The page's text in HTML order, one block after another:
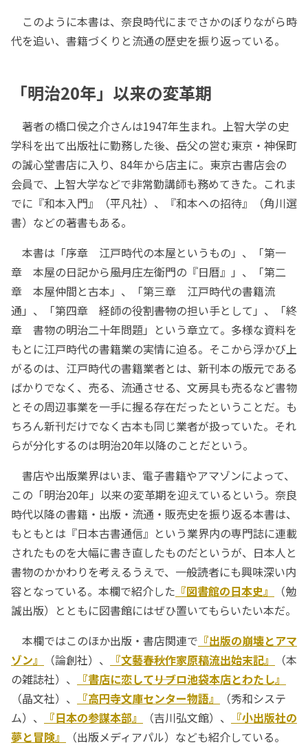
このように本書は、奈良時代にまでさかのぼりながら時
代を追い、書籍づくりと流通の歴史を振り返っている。
「明治20年」以来の変革期
著者の橋口侯之介さんは1947年生まれ。上智大学の史
学科を出て出版社に勤務した後、岳父の営む東京・神保町
の誠心堂書店に入り、84年から店主に。東京古書店会の
会員で、上智大学などで非常勤講師も務めてきた。これま
でに『和本入門』（平凡社）、『和本への招待』（角川選
書）などの著書もある。
本書は「序章 江戸時代の本屋というもの」、「第一
章 本屋の日記から――風月庄左衛門の『日暦』」、「第二
章 本屋仲間と古本」、「第三章 江戸時代の書籍流
通」、「第四章 経師の役割――書物の担い手として」、「終
章 書物の明治二十年問題」という章立て。多様な資料を
もとに江戸時代の書籍業の実情に迫る。そこから浮かび上
がるのは、江戸時代の書籍業者とは、新刊本の版元である
ばかりでなく、売る、流通させる、文房具も売るなど書物
とその周辺事業を一手に握る存在だったということだ。も
ちろん新刊だけでなく古本も同じ業者が扱っていた。それ
らが分化するのは明治20年以降のことだという。
書店や出版業界はいま、電子書籍やアマゾンによって、
この「明治20年」以来の変革期を迎えているという。奈良
時代以降の書籍・出版・流通・販売史を振り返る本書は、
もともとは『日本古書通信』という業界内の専門誌に連載
されたものを大幅に書き直したものだというが、日本人と
書物のかかわりを考えるうえで、一般読者にも興味深い内
容となっている。本欄で紹介した 『図書館の日本史』
（勉
誠出版）とともに図書館にはぜひ置いてもらいたい本だ。
本欄ではこのほか出版・書店関連で 『出版の崩壊とアマ
ゾン』
（論創社）、 『文藝春秋作家原稿流出始末記』
（本
の雑誌社）、
『書店に恋して――リブロ池袋本店とわたし』
（晶文社）、
『高円寺文庫センター物語』
（秀和システ
ム）、
『日本の参謀本部』 （吉川弘文館）、
『小出版社の
夢と冒険』
（出版メディアパル）なども紹介している。